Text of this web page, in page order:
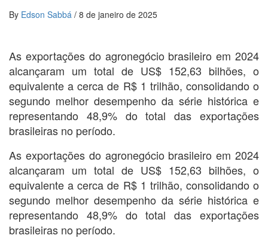
By Edson Sabbá / 8 de janeiro de 2025
As exportações do agronegócio brasileiro em 2024
alcançaram um total de US$ 152,63 bilhões, o
equivalente a cerca de R$ 1 trilhão, consolidando o
segundo melhor desempenho da série histórica e
representando 48,9% do total das exportações
brasileiras no período.
As exportações do agronegócio brasileiro em 2024
alcançaram um total de US$ 152,63 bilhões, o
equivalente a cerca de R$ 1 trilhão, consolidando o
segundo melhor desempenho da série histórica e
representando 48,9% do total das exportações
brasileiras no período.